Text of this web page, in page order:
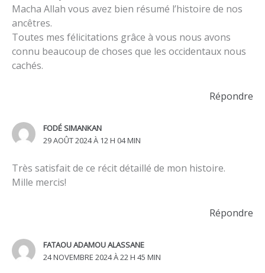
Macha Allah vous avez bien résumé l’histoire de nos
ancêtres.
Toutes mes félicitations grâce à vous nous avons
connu beaucoup de choses que les occidentaux nous
cachés.
Répondre
FODÉ SIMANKAN
29 AOÛT 2024 À 12 H 04 MIN
Très satisfait de ce récit détaillé de mon histoire.
Mille mercis!
Répondre
FATAOU ADAMOU ALASSANE
24 NOVEMBRE 2024 À 22 H 45 MIN